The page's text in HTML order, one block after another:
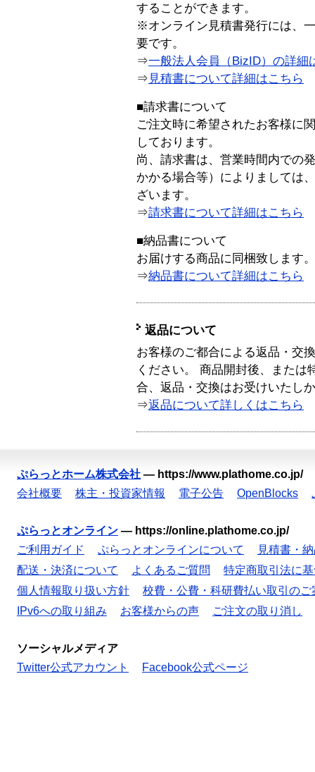
することができます。
※オンライン見積書発行には、
要です。
⇒一般法人会員（BizID）の詳細
⇒ 見積書について詳細はこちら
■請求書について
ご注文時に希望されたお客様に
しております。
尚、請求書は、営業時間内での
かかる場合等）によりましては
ざいます。
⇒請求書について詳細はこちら
■納品書について
お届けする商品に同梱致します。
⇒納品書について詳細はこちら
返品について
お客様のご都合による返品・交
ください。 商品開封後、または
合、返品・交換はお受けいたし
⇒返品について詳しくはこちら
ぷらっとホーム株式会社 — https://www.plathome.co.jp/
会社概要
株主・投資家情報 電子公告 OpenBlocks
ぷらっとオンライン — https://online.plathome.co.jp/
ご利用ガイド
ぷらっとオンラインについて
見積書・
配送・決済について
よくあるご質問
特定商取引法に
個人情報取り扱い方針
校費・公費・科研費払い取引のご
IPv6への取り組み
お客様からの声 ご注文の取り消し
ソーシャルメディア
Twitter公式アカウント
Facebook公式ページ